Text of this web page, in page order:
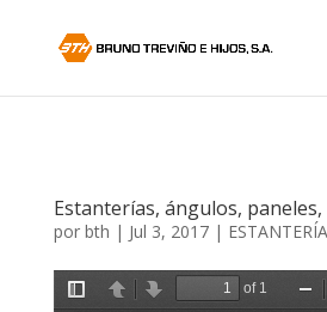
Estanterías, ángulos,
por bth | Jul 3, 2017|